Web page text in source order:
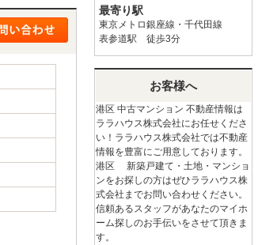
最寄り駅
東京メトロ銀座線・千代田線
表参道駅 徒歩3分
お客様へ
港区 中古マンション 不動産情報は
ララハウス株式会社にお任せくださ
い！ララハウス株式会社では不動産
情報を豊富にご用意しております。
港区 新築戸建て・土地・マンショ
ンをお探しの方はぜひララハウス株
式会社までお問い合わせください。
信頼あるスタッフがあなたのマイホ
ーム探しのお手伝いをさせて頂きま
す。